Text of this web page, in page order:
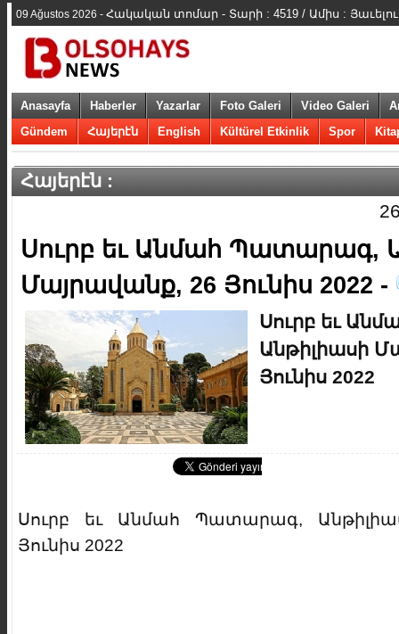
09 Ağustos 2026 - Հակական տոմար - Տարի : 4519 / Ամիս :
Anasayfa Haberler Yazarlar Foto Galeri Video Galeri
Gündem
Հայերէն English Kültürel Etkinlik Spor
Հայերէն :
Սուրբ եւ Անմահ Պատարագ,
Մայրավանք, 26 Յունիս 2022 -
Սուրբ եւ
Անթիլիասի
Յունիս 2022
Սուրբ եւ Անմահ Պատարագ,
Յունիս 2022